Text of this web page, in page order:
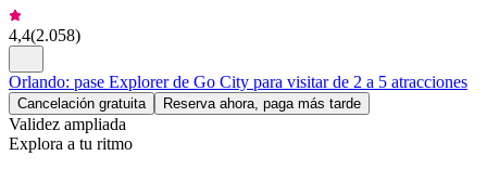
4,4(2.058)
Orlando: pase Explorer de Go City para visitar de 2 a 5 atracciones
Cancelación gratuita Reserva ahora, paga más tarde
Validez ampliada
Explora a tu ritmo